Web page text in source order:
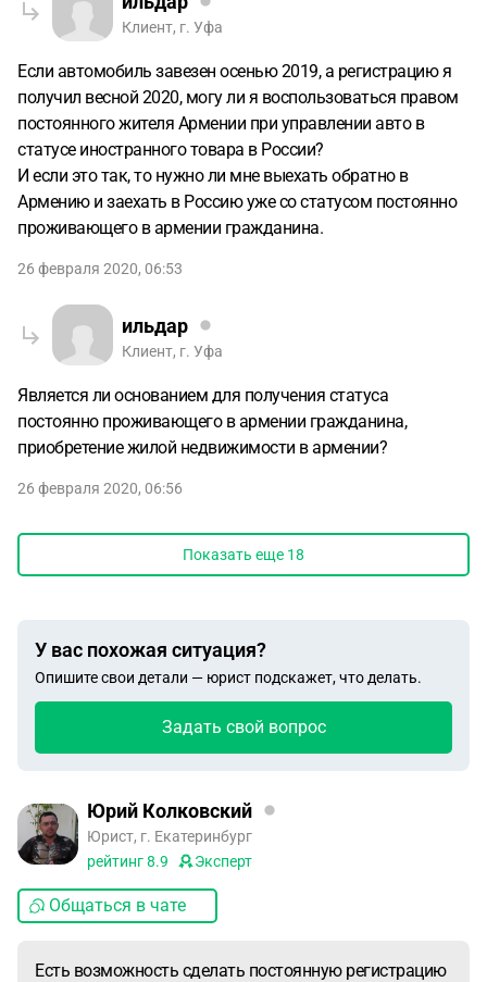
Клиент, г. Уфа
Если автомобиль завезен осенью 2019, а регистрацию я
получил весной 2020, могу ли я воспользоваться правом
постоянного жителя Армении при управлении авто в
статусе иностранного товара в России?
И если это так, то нужно ли мне выехать обратно в
Армению и заехать в Россию уже со статусом постоянно
проживающего в армении гражданина.
26 февраля 2020, 06:53
ильдар
Клиент, г. Уфа
Является ли основанием для получения статуса
постоянно проживающего в армении гражданина,
приобретение жилой недвижимости в армении?
26 февраля 2020, 06:56
Показать еще 18
У вас похожая ситуация?
Опишите свои детали — юрист подскажет, что делать.
Задать свой вопрос
Юрий Колковский
Юрист, г. Екатеринбург
рейтинг8.9 Эксперт
Общаться в чате
Есть возможность сделать постоянную регистрацию